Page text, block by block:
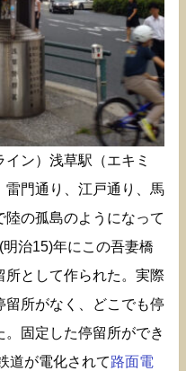
ン）浅草駅（エキミ
雷門通り、江戸通り、馬
の孤島のようになって
治15)年にこの吾妻橋
所として作られた。実際
留所がなく、どこでも停
固定した停留所ができ
道が電化されて路面電